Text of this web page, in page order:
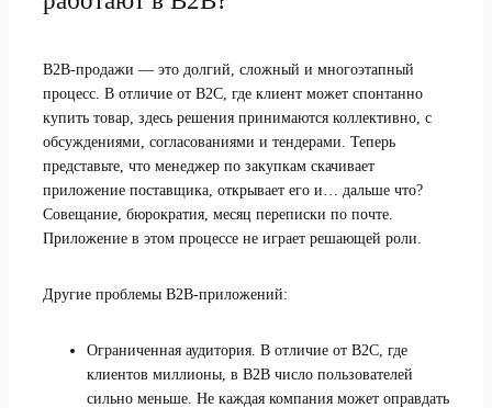
B2B-продажи — это долгий, сложный и многоэтапный
процесс. В отличие от B2C, где клиент может спонтанно
купить товар, здесь решения принимаются коллективно, с
обсуждениями, согласованиями и тендерами. Теперь
представьте, что менеджер по закупкам скачивает
приложение поставщика, открывает его и… дальше что?
Совещание, бюрократия, месяц переписки по почте.
Приложение в этом процессе не играет решающей роли.
Другие проблемы B2B-приложений:
Ограниченная аудитория. В отличие от B2C, где
клиентов миллионы, в B2B число пользователей
сильно меньше. Не каждая компания может оправдать